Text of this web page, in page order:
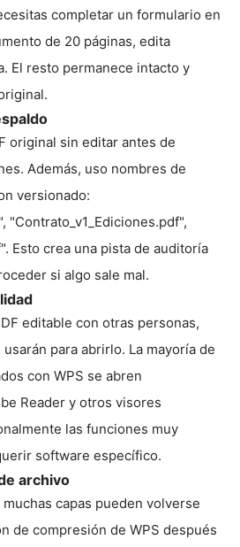
completar un formulario en
de 20 páginas, edita
El resto permanece intacto y
original sin editar antes de
Además, uso nombres de
versionado:
"Contrato_v1_Ediciones.pdf",
Esto crea una pista de auditoría
si algo sale mal.
editable con otras personas,
para abrirlo. La mayoría de
con WPS se abren
Reader y otros visores
las funciones muy
software específico.
archivo
capas pueden volverse
de compresión de WPS después